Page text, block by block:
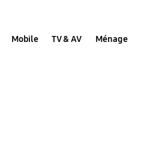
Mobile TV & AV Ménage